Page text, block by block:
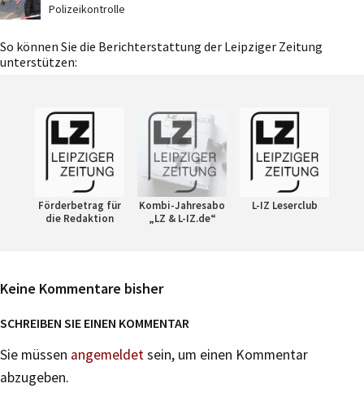
Polizeikontrolle
So können Sie die Berichterstattung der Leipziger Zeitung
unterstützen:
Förderbetrag für
die Redaktion
Kombi-Jahresabo
„LZ & L-IZ.de“
L-IZ Leserclub
Keine Kommentare bisher
SCHREIBEN SIE EINEN KOMMENTAR
Sie müssen angemeldetsein, um einen Kommentar
abzugeben.